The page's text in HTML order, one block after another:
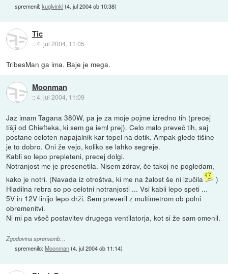
spremenil:kuglvinkl(4. jul 2004 ob 10:38)
Tic
::4. jul 2004, 11:05
TribesMan ga ima. Baje je mega.
Moonman
::4. jul 2004, 11:09
Jaz imam Tagana 380W, pa je za moje pojme izredno tih (precej
tišji od Chiefteka, ki sem ga ieml prej). Celo malo preveč tih, saj
postane celoten napajalnik kar topel na dotik. Ampak glede tišine
je to dobro. Oni že vejo, koliko se lahko segreje.
Kabli so lepo prepleteni, precej dolgi.
Notranjost me je presenetila. Nisem zdrav, če takoj ne pogledam,
kako je notri. (Navada iz otroštva, ki me na žalost še ni izučila
)
Hladilna rebra so po celotni notranjosti ... Vsi kabli lepo speti ...
5V in 12V linijo lepo drži. Sem preveril z multimetrom ob polni
obremenitvi.
Ni mi pa všeč postavitev drugega ventilatorja, kot si že sam omenil.
Zgodovina sprememb…
spremenilo:Moonman(4. jul 2004 ob 11:14)